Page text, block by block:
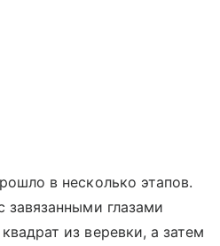
в несколько этапов.
глазами
из веревки, а затем